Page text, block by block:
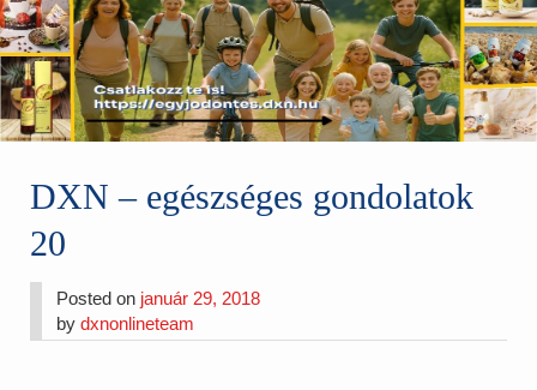
DXN – egészséges gondolatok
20
Posted on január 29, 2018
bydxnonlineteam